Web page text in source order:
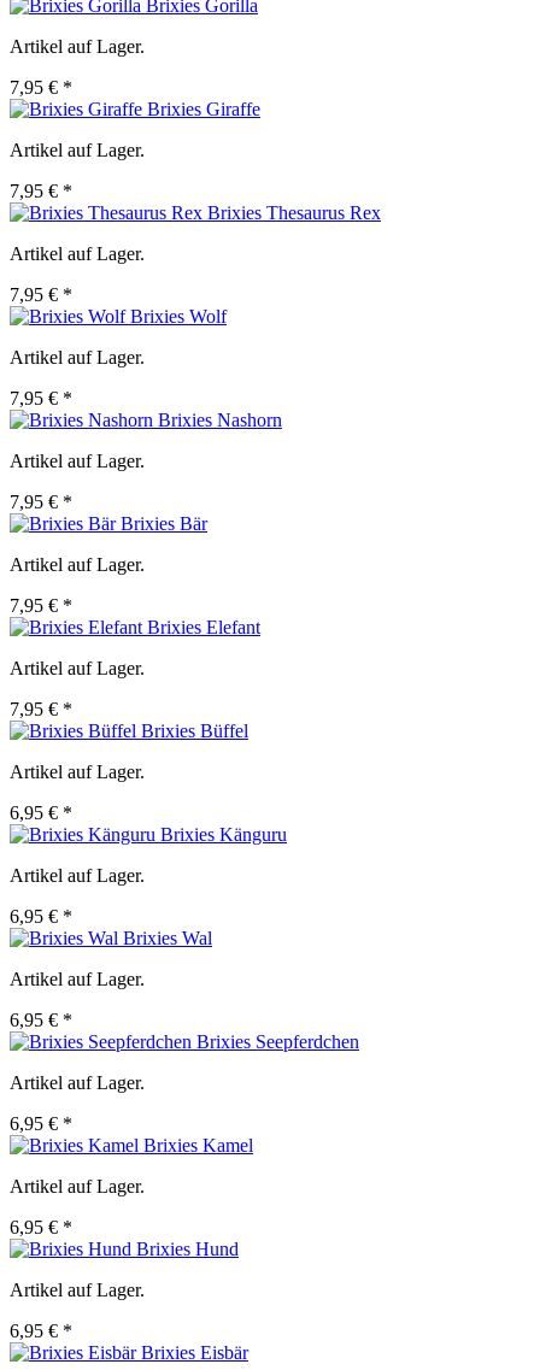
Brixies Gorilla
Artikel auf Lager.
7,95 € *
Brixies Giraffe
Artikel auf Lager.
7,95 € *
Brixies Thesaurus Rex
Artikel auf Lager.
7,95 € *
Brixies Wolf
Artikel auf Lager.
7,95 € *
Brixies Nashorn
Artikel auf Lager.
7,95 € *
Brixies Bär
Artikel auf Lager.
7,95 € *
Brixies Elefant
Artikel auf Lager.
7,95 € *
Brixies Büffel
Artikel auf Lager.
6,95 € *
Brixies Känguru
Artikel auf Lager.
6,95 € *
Brixies Wal
Artikel auf Lager.
6,95 € *
Brixies Seepferdchen
Artikel auf Lager.
6,95 € *
Brixies Kamel
Artikel auf Lager.
6,95 € *
Brixies Hund
Artikel auf Lager.
6,95 € *
Brixies Eisbär